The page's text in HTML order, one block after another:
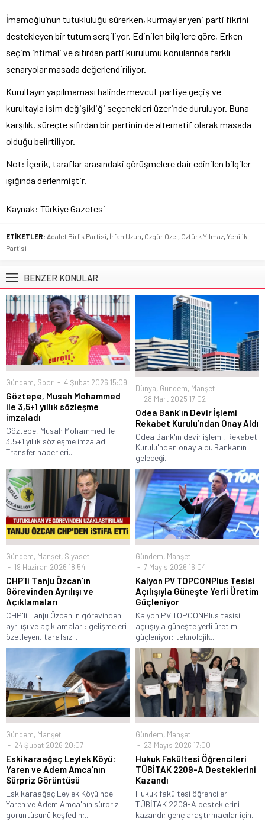
İmamoğlu’nun tutukluluğu sürerken, kurmaylar yeni parti fikrini
destekleyen bir tutum sergiliyor. Edinilen bilgilere göre, Erken
seçim ihtimali ve sıfırdan parti kurulumu konularında farklı
senaryolar masada değerlendiriliyor.
Kurultayın yapılmaması halinde mevcut partiye geçiş ve
kurultayla isim değişikliği seçenekleri üzerinde duruluyor. Buna
karşılık, süreçte sıfırdan bir partinin de alternatif olarak masada
olduğu belirtiliyor.
Not: İçerik, taraflar arasındaki görüşmelere dair edinilen bilgiler
ışığında derlenmiştir.
Kaynak: Türkiye Gazetesi
ETİKETLER: Adalet Birlik Partisi, İrfan Uzun, Özgür Özel, Öztürk Yılmaz, Yenilik
Partisi
BENZER KONULAR
Gündem, Spor 4 Şubat 2026 15:09
Göztepe, Musah Mohammed
ile 3,5+1 yıllık sözleşme
imzaladı
Göztepe, Musah Mohammed ile
3,5+1 yıllık sözleşme imzaladı.
Transfer haberleri...
Dünya, Gündem, Manşet
28 Mart 2025 17:02
Odea Bank’ın Devir İşlemi
Rekabet Kurulu’ndan Onay Aldı
Odea Bank'ın devir işlemi, Rekabet
Kurulu'ndan onay aldı. Bankanın
geleceği...
Gündem, Manşet, Siyaset
19 Haziran 2026 18:54
CHP’li Tanju Özcan’ın
Görevinden Ayrılışı ve
Açıklamaları
CHP'li Tanju Özcan'ın görevinden
ayrılışı ve açıklamaları: gelişmeleri
özetleyen, tarafsız...
Gündem, Manşet
7 Mayıs 2026 16:04
Kalyon PV TOPCONPlus Tesisi
Açılışıyla Güneşte Yerli Üretim
Güçleniyor
Kalyon PV TOPCONPlus tesisi
açılışıyla güneşte yerli üretim
güçleniyor; teknolojik...
Gündem, Manşet
24 Şubat 2026 20:07
Eskikaraağaç Leylek Köyü:
Yaren ve Adem Amca’nın
Sürpriz Görüntüsü
Eskikaraağaç Leylek Köyü'nde
Yaren ve Adem Amca'nın sürpriz
görüntüsünü keşfedin;...
Gündem, Manşet
23 Mayıs 2026 17:00
Hukuk Fakültesi Öğrencileri
TÜBİTAK 2209-A Desteklerini
Kazandı
Hukuk fakültesi öğrencileri
TÜBİTAK 2209-A desteklerini
kazandı; genç araştırmacılar için...